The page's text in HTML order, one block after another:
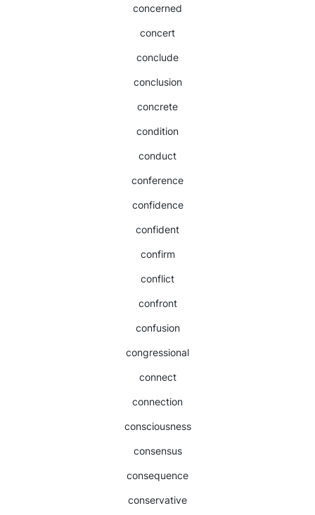
concerned
concert
conclude
conclusion
concrete
condition
conduct
conference
confidence
confident
confirm
conflict
confront
confusion
congressional
connect
connection
consciousness
consensus
consequence
conservative